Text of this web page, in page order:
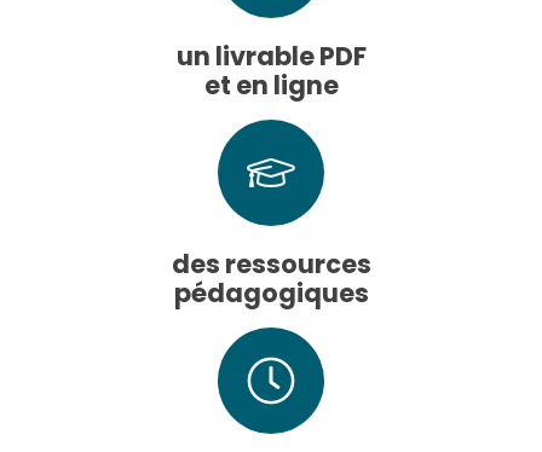
un livrable PDF
et en ligne
des ressources
pédagogiques